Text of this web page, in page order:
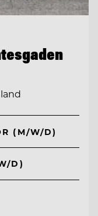
(M/W/D)
D)